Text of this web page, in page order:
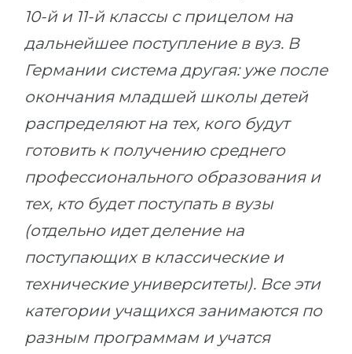
10-й и 11-й классы с прицелом на
дальнейшее поступление в вуз. В
Германии система другая: уже после
окончания младшей школы детей
распределяют на тех, кого будут
готовить к получению среднего
профессионального образования и
тех, кто будет поступать в вузы
(отдельно идет деление на
поступающих в классические и
технические университеты). Все эти
категории учащихся занимаются по
разным программам и учатся